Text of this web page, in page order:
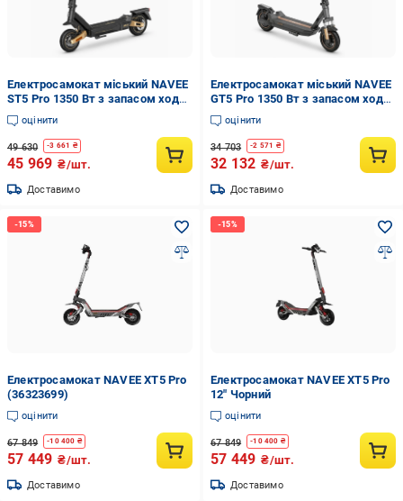
Електросамокат міський NAVEE
ST5 Pro 1350 Вт з запасом ходу
75 км (ST5 Pro EU)
оцінити
49 630 -3 661 ₴
45 969 ₴/шт.
Доставимо
Електросамокат міський NAVEE
GT5 Pro 1350 Вт з запасом ходу
75 км (GT5 Pro EU)
оцінити
34 703 -2 571 ₴
32 132 ₴/шт.
Доставимо
Електросамокат NAVEE XT5 Pro
(36323699)
оцінити
67 849 -10 400 ₴
57 449 ₴/шт.
Доставимо
Електросамокат NAVEE XT5 Pro
12" Чорний
оцінити
67 849 -10 400 ₴
57 449 ₴/шт.
Доставимо